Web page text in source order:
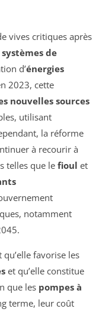
vives critiques après
systèmes de
d’énergies
2023, cette
nouvelles sources
utilisant
la réforme
à recourir à
telles que le fioul et
notamment
favorise les
et qu’elle constitue
que les pompes à
terme, leur coût